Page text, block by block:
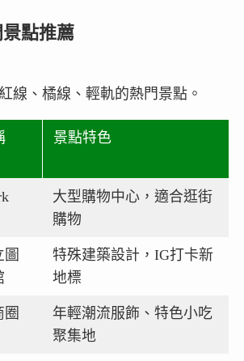
點推薦
線、橘線、輕軌的熱門景點。
景點特色
大型購物中心，適合逛街
購物
圖
特殊建築設計，IG打卡新
地標
圈
年輕潮流服飾、特色小吃
聚集地